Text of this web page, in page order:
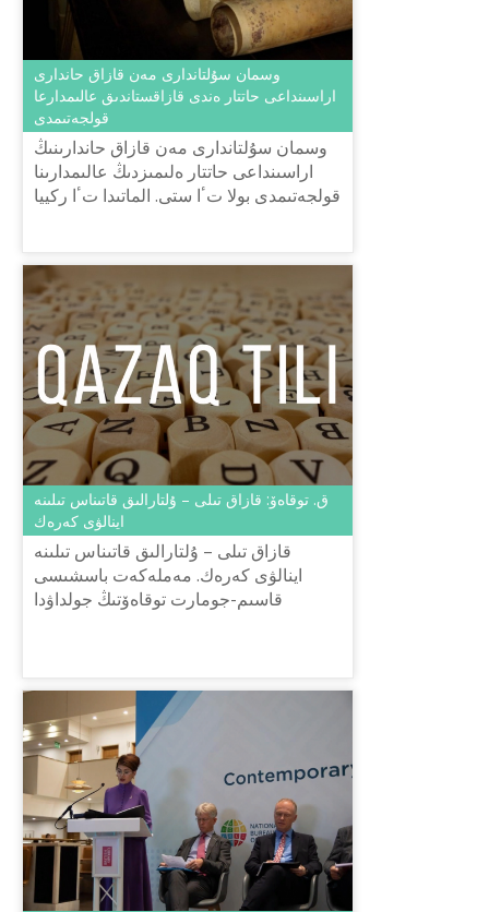
وسمان سۇلتاندارى مەن قازاق حاندارى
اراسىنداعى حاتتار ەندى قازاقستاندىق عالىمدارعا
قولجەتىمدى
وسمان سۇلتاندارى مەن قازاق حاندارىنىڭ
اراسىنداعى حاتتار ەلىمىزدىڭ عالىمدارىنا
قولجەتىمدى بولا تٴا ستى. الماتىدا تٴا ركييا
ق. توقاەۆ: قازاق تىلى – ۇلتارالىق قاتىناس تىلىنە
اينالۋى كەرەك
قازاق تىلى – ۇلتارالىق قاتىناس تىلىنە
اينالۋى كەرەك. مەملەكەت باسشىسى
قاسىم-جومارت توقاەۆتىڭ جولداۋدا